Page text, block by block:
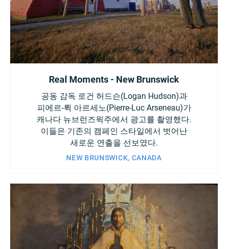
Real Moments - New Brunswick
공동 감독 로건 허드슨(Logan Hudson)과
피에르-뤽 아르세노(Pierre-Luc Arseneau)가
캐나다 뉴브런즈윅주에서 광고를 촬영했다.
이들은 기존의 캠페인 스타일에서 벗어난
새로운 연출을 선보였다.
NEW BRUNSWICK, CANADA